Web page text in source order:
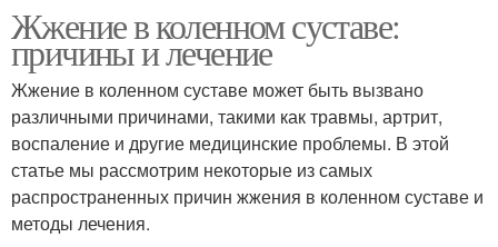
Жжение в коленном суставе:
причины и лечение
Жжение в коленном суставе может быть вызвано
различными причинами, такими как травмы, артрит,
воспаление и другие медицинские проблемы. В этой
статье мы рассмотрим некоторые из самых
распространенных причин жжения в коленном суставе и
методы лечения.